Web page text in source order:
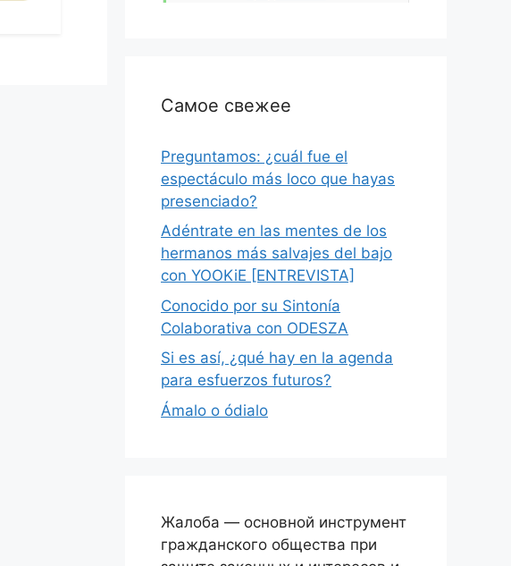
Самое свежее
Preguntamos: ¿cuál fue el
espectáculo más loco que hayas
presenciado?
Adéntrate en las mentes de los
hermanos más salvajes del bajo
con YOOKiE [ENTREVISTA]
Conocido por su Sintonía
Colaborativa con ODESZA
Si es así, ¿qué hay en la agenda
para esfuerzos futuros?
Ámalo o ódialo
Жалоба — основной инструмент
гражданского общества при